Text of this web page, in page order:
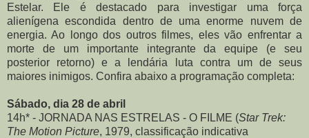
Estelar. Ele é destacado para investigar uma força
alienígena escondida dentro de uma enorme nuvem de
energia. Ao longo dos outros filmes, eles vão enfrentar a
morte de um importante integrante da equipe (e seu
posterior retorno) e a lendária luta contra um de seus
maiores inimigos. Confira abaixo a programação completa:
Sábado, dia 28 de abril
14h* - JORNADA NAS ESTRELAS - O FILME (Star Trek:
The Motion Picture, 1979, classificação indicativa